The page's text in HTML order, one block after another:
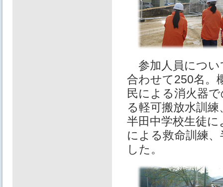
参加人員につい
合わせて250名。
民による消火器
る軽可搬放水訓
半田中学校生徒
による救命訓練
した。